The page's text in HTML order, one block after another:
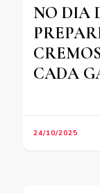
NO DIA
CADA
24/10/2025